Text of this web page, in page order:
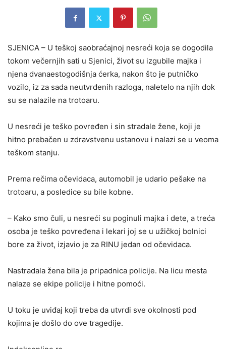
SJENICA – U teškoj saobraćajnoj nesreći koja se dogodila
tokom večernjih sati u Sjenici, život su izgubile majka i
njena dvanaestogodišnja ćerka, nakon što je putničko
vozilo, iz za sada neutvrđenih razloga, naletelo na njih dok
su se nalazile na trotoaru.
U nesreći je teško povređen i sin stradale žene, koji je
hitno prebačen u zdravstvenu ustanovu i nalazi se u veoma
teškom stanju.
Prema rečima očevidaca, automobil je udario pešake na
trotoaru, a posledice su bile kobne.
– Kako smo čuli, u nesreći su poginuli majka i dete, a treća
osoba je teško povređena i lekari joj se u užičkoj bolnici
bore za život, izjavio je za RINU jedan od očevidaca.
Nastradala žena bila je pripadnica policije. Na licu mesta
nalaze se ekipe policije i hitne pomoći.
U toku je uviđaj koji treba da utvrdi sve okolnosti pod
kojima je došlo do ove tragedije.